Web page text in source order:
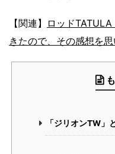
【関連】
ロッド
きたので、その感想を思
「ジリオンTW」